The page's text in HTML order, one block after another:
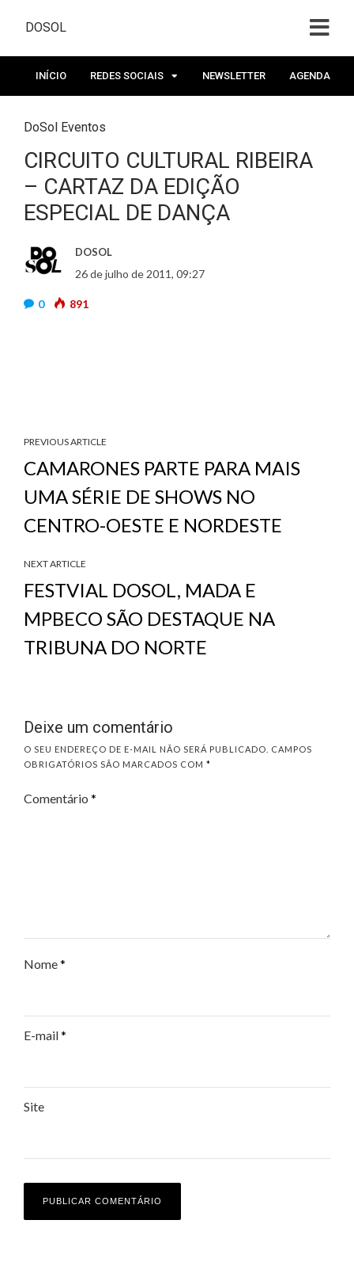
DOSOL
INÍCIO REDES SOCIAIS NEWSLETTER AGENDA
DoSol Eventos
CIRCUITO CULTURAL RIBEIRA
– CARTAZ DA EDIÇÃO
ESPECIAL DE DANÇA
DOSOL
26 de julho de 2011, 09:27
0 891
PREVIOUS ARTICLE
CAMARONES PARTE PARA MAIS
UMA SÉRIE DE SHOWS NO
CENTRO-OESTE E NORDESTE
NEXT ARTICLE
FESTVIAL DOSOL, MADA E
MPBECO SÃO DESTAQUE NA
TRIBUNA DO NORTE
Deixe um comentário
O SEU ENDEREÇO DE E-MAIL NÃO SERÁ PUBLICADO.
CAMPOS
OBRIGATÓRIOS SÃO MARCADOS COM *
Comentário *
Nome*
E-mail*
Site